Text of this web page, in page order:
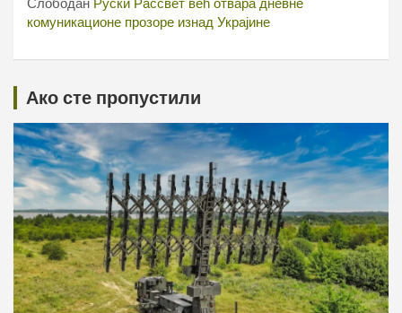
Слободан Руски Рассвет већ отвара дневне
комуникационе прозоре изнад Украјине
Ако сте пропустили